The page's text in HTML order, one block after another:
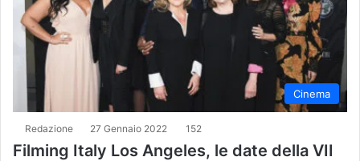
Cinema
Redazione 27 Gennaio 2022 152
Filming Italy Los Angeles, le date della VII